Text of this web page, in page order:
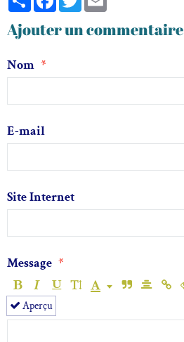
Ajouter un commentaire
Nom
E-mail
Site Internet
Message
Aperçu